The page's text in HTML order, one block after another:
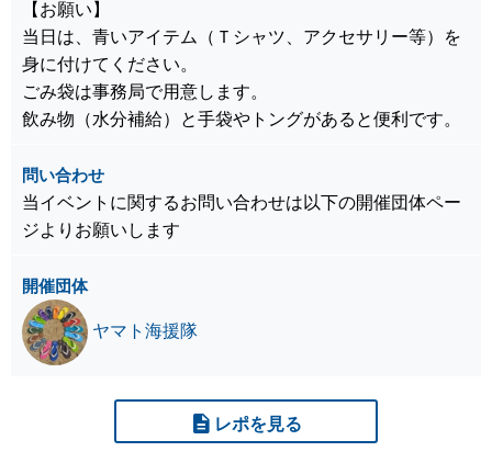
【お願い】
当日は、青いアイテム（Ｔシャツ、アクセサリー等）を
身に付けてください。
ごみ袋は事務局で用意します。
飲み物（水分補給）と手袋やトングがあると便利です。
問い合わせ
当イベントに関するお問い合わせは以下の開催団体ペー
ジよりお願いします
開催団体
ヤマト海援隊
レポを見る